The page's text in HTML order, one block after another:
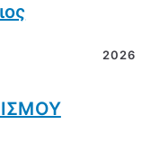
2026